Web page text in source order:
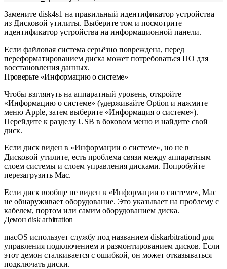
Замените disk4s1 на правильный идентификатор устройства
из Дисковой утилиты. Выберите том и посмотрите
идентификатор устройства на информационной панели.
Если файловая система серьёзно повреждена, перед
переформатированием диска может потребоваться ПО для
восстановления данных.
Проверьте «Информацию о системе»
Чтобы взглянуть на аппаратный уровень, откройте
«Информацию о системе» (удерживайте Option и нажмите
меню Apple, затем выберите «Информация о системе»).
Перейдите к разделу USB в боковом меню и найдите свой
диск.
Если диск виден в «Информации о системе», но не в
Дисковой утилите, есть проблема связи между аппаратным
слоем системы и слоем управления дисками. Попробуйте
перезагрузить Mac.
Если диск вообще не виден в «Информации о системе», Mac
не обнаруживает оборудование. Это указывает на проблему с
кабелем, портом или самим оборудованием диска.
Демон disk arbitration
macOS использует службу под названием diskarbitrationd для
управления подключением и размонтированием дисков. Если
этот демон сталкивается с ошибкой, он может отказываться
подключать диски.